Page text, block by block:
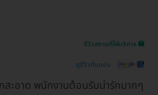
รีวิวสถานที่ให้บริการ 🏥
ดูรีวิวต้นฉบับ
สะอาด พนักงานต้อนรับน่ารักมากๆ